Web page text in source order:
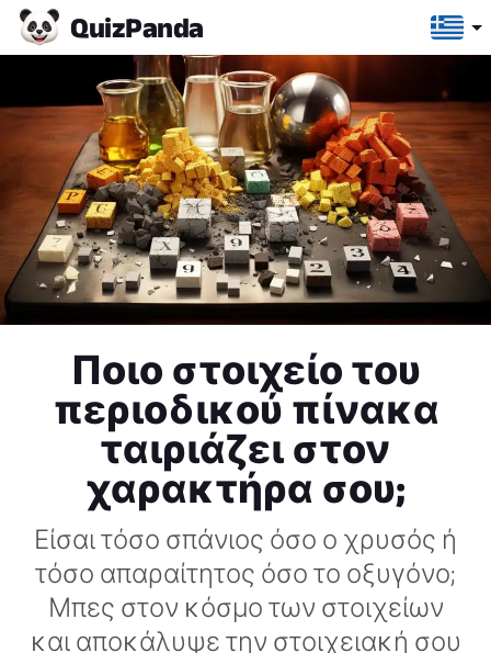
QuizPanda
Ποιο στοιχείο του
περιοδικού πίνακα
ταιριάζει στον
χαρακτήρα σου;
Είσαι τόσο σπάνιος όσο ο χρυσός ή
τόσο απαραίτητος όσο το οξυγόνο;
Μπες στον κόσμο των στοιχείων
και αποκάλυψε την στοιχειακή σου